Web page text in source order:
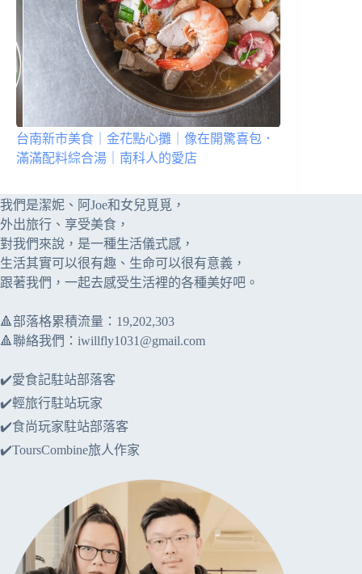
台南新市美食｜金花點心攤｜像在開驚喜包．
滿滿配料綜合湯｜南科人的愛店
我們是潔妮、阿Joe和女兒覓覓，
外出旅行、享受美食，
對我們來說，是一種生活儀式感，
生活其實可以很有趣、生命可以很有意義，
跟著我們，一起去感受生活裡的各種美好吧。
🔺部落格累積流量：​​19,202,303
🔺聯絡我們： iwillfly1031@gmail.com
✔️愛食記駐站部落客
✔️輕旅行駐站玩家
✔️食尚玩家駐站部落客
✔️ToursCombine旅人作家